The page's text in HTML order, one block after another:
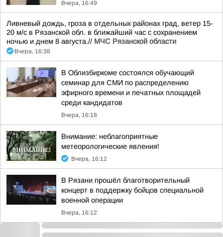
Вчера, 16:49
Ливневый дождь, гроза в отдельных районах град, ветер 15-
20 м/с в Рязанской обл. в ближайший час с сохранением
ночью и днем 8 августа.// МЧС Рязанской области
Вчера, 16:38
В Облизбиркоме состоялся обучающий
семинар для СМИ по распределению
эфирного времени и печатных площадей
среди кандидатов
Вчера, 16:18
Внимание: неблагоприятные
метеорологические явления!
Вчера, 16:12
В Рязани прошёл благотворительный
концерт в поддержку бойцов специальной
военной операции
Вчера, 16:12